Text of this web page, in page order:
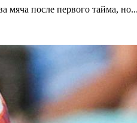
мяча после первого тайма, но...